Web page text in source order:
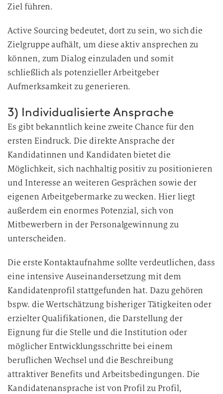
Ziel führen.
Active Sourcing bedeutet, dort zu sein, wo sich die
Zielgruppe aufhält, um diese aktiv ansprechen zu
können, zum Dialog einzuladen und somit
schließlich als potenzieller Arbeitgeber
Aufmerksamkeit zu generieren.
3) Individualisierte Ansprache
Es gibt bekanntlich keine zweite Chance für den
ersten Eindruck. Die direkte Ansprache der
Kandidatinnen und Kandidaten bietet die
Möglichkeit, sich nachhaltig positiv zu positionieren
und Interesse an weiteren Gesprächen sowie der
eigenen Arbeitgebermarke zu wecken. Hier liegt
außerdem ein enormes Potenzial, sich von
Mitbewerbern in der Personalgewinnung zu
unterscheiden.
Die erste Kontaktaufnahme sollte verdeutlichen, dass
eine intensive Auseinandersetzung mit dem
Kandidatenprofil stattgefunden hat. Dazu gehören
bspw. die Wertschätzung bisheriger Tätigkeiten oder
erzielter Qualifikationen, die Darstellung der
Eignung für die Stelle und die Institution oder
möglicher Entwicklungsschritte bei einem
beruflichen Wechsel und die Beschreibung
attraktiver Benefits und Arbeitsbedingungen. Die
Kandidatenansprache ist von Profil zu Profil,